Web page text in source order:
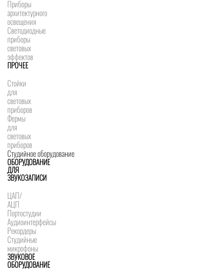
Приборы
архитектурного
освещения
Светодиодные
приборы
световых
эффектов
ПРОЧЕЕ
Стойки
для
световых
приборов
Фермы
для
световых
приборов
Студийное оборудование
ОБОРУДОВАНИЕ
ДЛЯ
ЗВУКОЗАПИСИ
ЦАП/
АЦП
Портостудии
Аудиоинтерфейсы
Рекордеры
Студийные
микрофоны
ЗВУКОВОЕ
ОБОРУДОВАНИЕ